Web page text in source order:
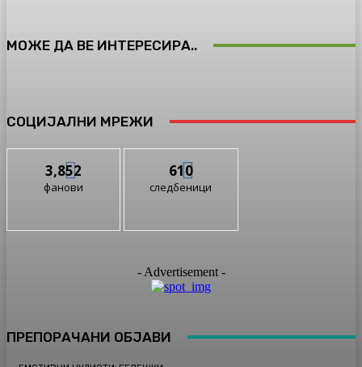
МОЖЕ ДА ВЕ ИНТЕРЕСИРА..
СОЦИЈАЛНИ МРЕЖИ
3,852
фанови
610
следбеници
- Advertisement -
ПРЕПОРАЧАНИ ОБЈАВИ